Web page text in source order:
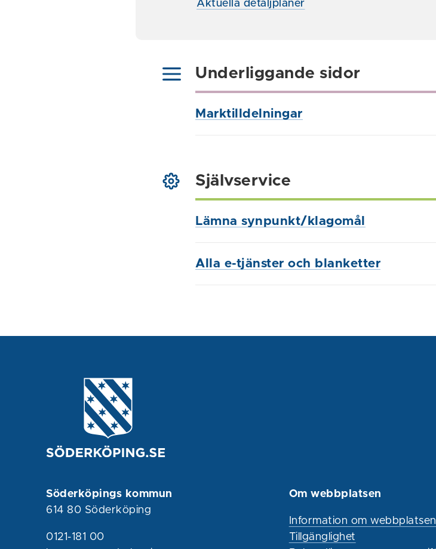
Aktuella detaljplaner
Underliggande sidor
Marktilldelningar
Självservice
Lämna synpunkt/klagomål
Alla e-tjänster och blanketter
Söderköpings kommun
614 80 Söderköping
0121-181 00
Om webbplatsen
Information om webbplatsen
Tillgänglighet